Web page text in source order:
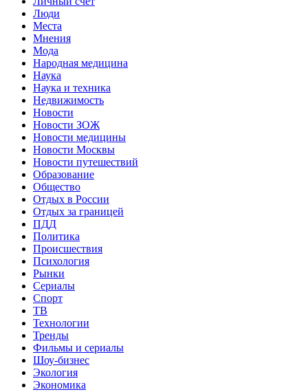
Люди
Места
Мнения
Мода
Народная медицина
Наука
Наука и техника
Недвижимость
Новости
Новости ЗОЖ
Новости медицины
Новости Москвы
Новости путешествий
Образование
Общество
Отдых в России
Отдых за границей
ПДД
Политика
Происшествия
Психология
Рынки
Сериалы
Спорт
ТВ
Технологии
Тренды
Фильмы и сериалы
Шоу-бизнес
Экология
Экономика